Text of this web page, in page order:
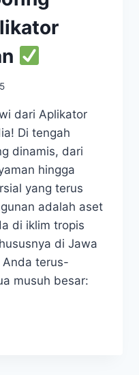
dari Aplikator
Di tengah
dinamis, dari
hingga
yang terus
adalah aset
di iklim tropis
di Jawa
terus-
musuh besar: